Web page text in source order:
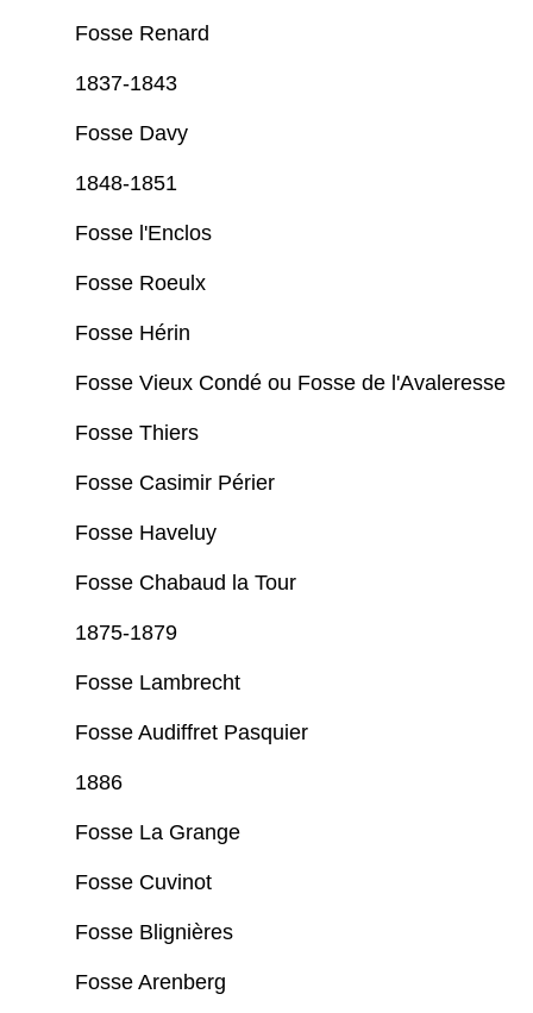
Fosse Renard
1837-1843
Fosse Davy
1848-1851
Fosse l'Enclos
Fosse Roeulx
Fosse Hérin
Fosse Vieux Condé ou Fosse de l'Avaleresse
Fosse Thiers
Fosse Casimir Périer
Fosse Haveluy
Fosse Chabaud la Tour
1875-1879
Fosse Lambrecht
Fosse Audiffret Pasquier
1886
Fosse La Grange
Fosse Cuvinot
Fosse Blignières
Fosse Arenberg